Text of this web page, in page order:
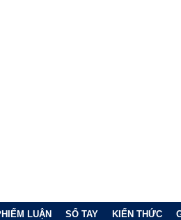
LUẬN SỔ TAY KIẾN THỨC